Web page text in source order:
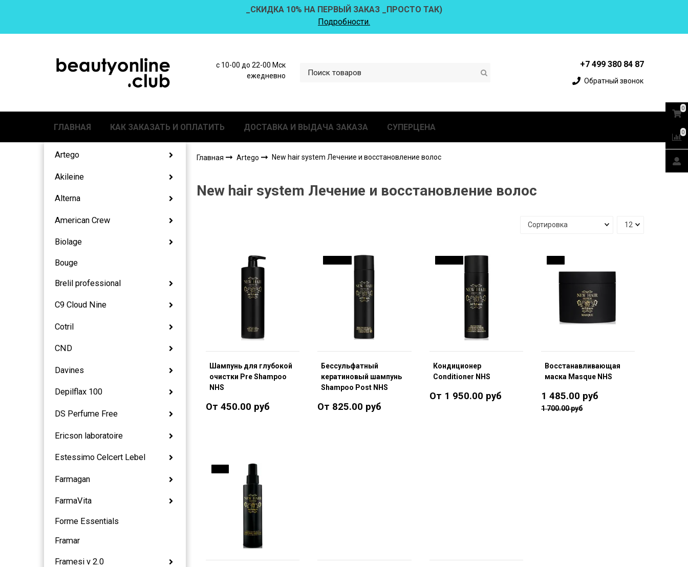
_СКИДКА 10% НА ПЕРВЫЙ ЗАКАЗ _ПРОСТО ТАК)
Подробности.
с 10-00 до 22-00 Мск
ежедневно
+7 499 380 84 87
Обратный звонок
ГЛАВНАЯ КАК ЗАКАЗАТЬ И ОПЛАТИТЬ ДОСТАВКА И ВЫДАЧА ЗАКАЗА СУПЕРЦЕНА
Artego
Akileine
Alterna
American Crew
Biolage
Bouge
Brelil professional
C9 Cloud Nine
Cotril
CND
Davines
Depilflax 100
DS Perfume Free
Ericson laboratoire
Estessimo Celcert Lebel
Farmagan
FarmaVita
Forme Essentials
Framar
Framesi v 2.0
Главная Artego New hair system Лечение и восстановление волос
New hair system Лечение и восстановление волос
Шампунь для глубокой
очистки Pre Shampoo
NHS
От 450.00 руб
Бессульфатный
кератиновый шампунь
Shampoo Post NHS
От 825.00 руб
Кондиционер
Conditioner NHS
От 1 950.00 руб
Восстанавливающая
маска Masque NHS
1 485.00 руб
1 700.00 руб
0
0